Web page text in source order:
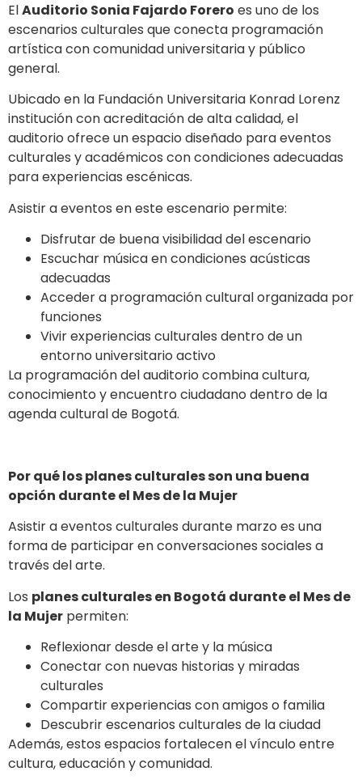
ElAuditorio Sonia Fajardo Forero es uno de los
escenarios culturales que conecta programación
artística con comunidad universitaria y público
general.
Ubicado en la Fundación Universitaria Konrad Lorenz
institución con acreditación de alta calidad, el
auditorio ofrece un espacio diseñado para eventos
culturales y académicos con condiciones adecuadas
para experiencias escénicas.
Asistir a eventos en este escenario permite:
Disfrutar de buena visibilidad del escenario
Escuchar música en condiciones acústicas
adecuadas
Acceder a programación cultural organizada por
funciones
Vivir experiencias culturales dentro de un
entorno universitario activo
La programación del auditorio combina cultura,
conocimiento y encuentro ciudadano dentro de la
agenda cultural de Bogotá.
Por qué los planes culturales son una buena
opción durante el Mes de la Mujer
Asistir a eventos culturales durante marzo es una
forma de participar en conversaciones sociales a
través del arte.
Los planes culturales en Bogotá durante el Mes de
la Mujer permiten:
Reflexionar desde el arte y la música
Conectar con nuevas historias y miradas
culturales
Compartir experiencias con amigos o familia
Descubrir escenarios culturales de la ciudad
Además, estos espacios fortalecen el vínculo entre
cultura, educación y comunidad.